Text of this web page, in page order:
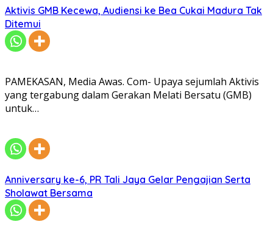
Aktivis GMB Kecewa, Audiensi ke Bea Cukai Madura Tak
Ditemui
PAMEKASAN, Media Awas. Com- Upaya sejumlah Aktivis
yang tergabung dalam Gerakan Melati Bersatu (GMB)
untuk…
Anniversary ke-6, PR Tali Jaya Gelar Pengajian Serta
Sholawat Bersama